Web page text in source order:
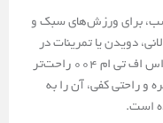
برای ورزش‌های سبک و
دویدن یا تمرینات در
باشگاه همگی با کفش آدیداس مردانه مدل اس اف تی ام 004 راحت‌تر
و راحتی کفی، آن را به
است.